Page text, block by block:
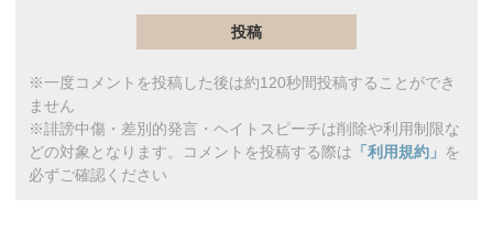
※一度コメントを投稿した後は約120秒間投稿することができ
ません
※誹謗中傷・差別的発言・ヘイトスピーチは削除や利用制限な
どの対象となります。コメントを投稿する際は 「利用規約」 を
必ずご確認ください